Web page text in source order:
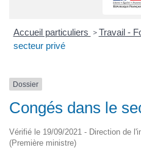
Accueil particuliers > Travail -
secteur privé
Dossier
Congés dans le
Vérifié le 19/09/2021 - Direction de
(Première ministre)